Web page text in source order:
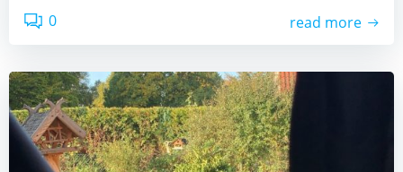
0 read more